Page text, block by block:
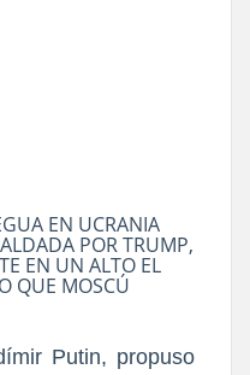
EN UCRANIA
POR TRUMP,
EN UN ALTO EL
QUE MOSCÚ
Putin, propuso